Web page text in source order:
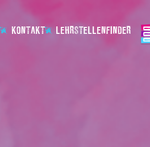
KONTAKT LEHRSTELLENFINDER